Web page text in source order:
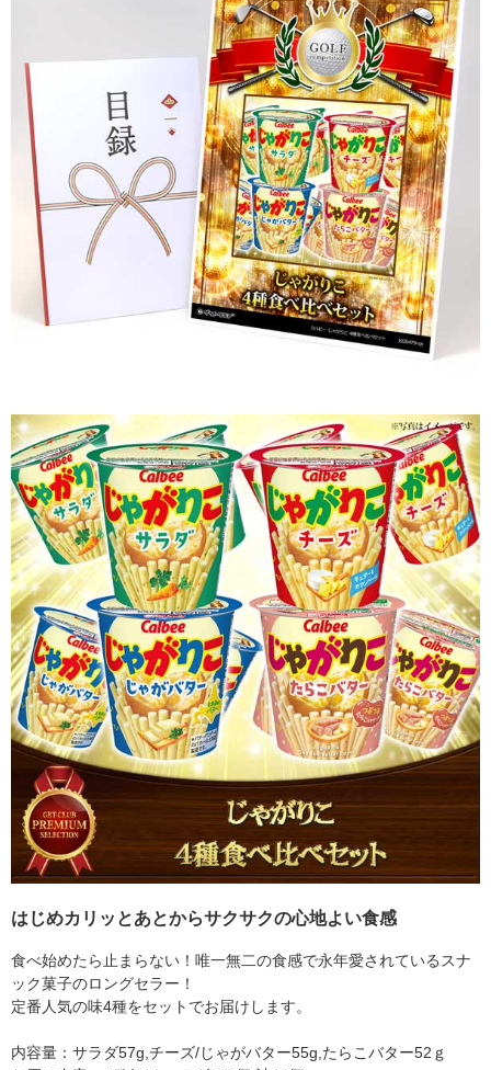
はじめカリッとあとからサクサクの心地よい食感
食べ始めたら止まらない！唯一無二の食感で永年愛されているスナ
ック菓子のロングセラー！
定番人気の味4種をセットでお届けします。
内容量：サラダ57g,チーズ/じゃがバター55g,たらこバター52ｇ